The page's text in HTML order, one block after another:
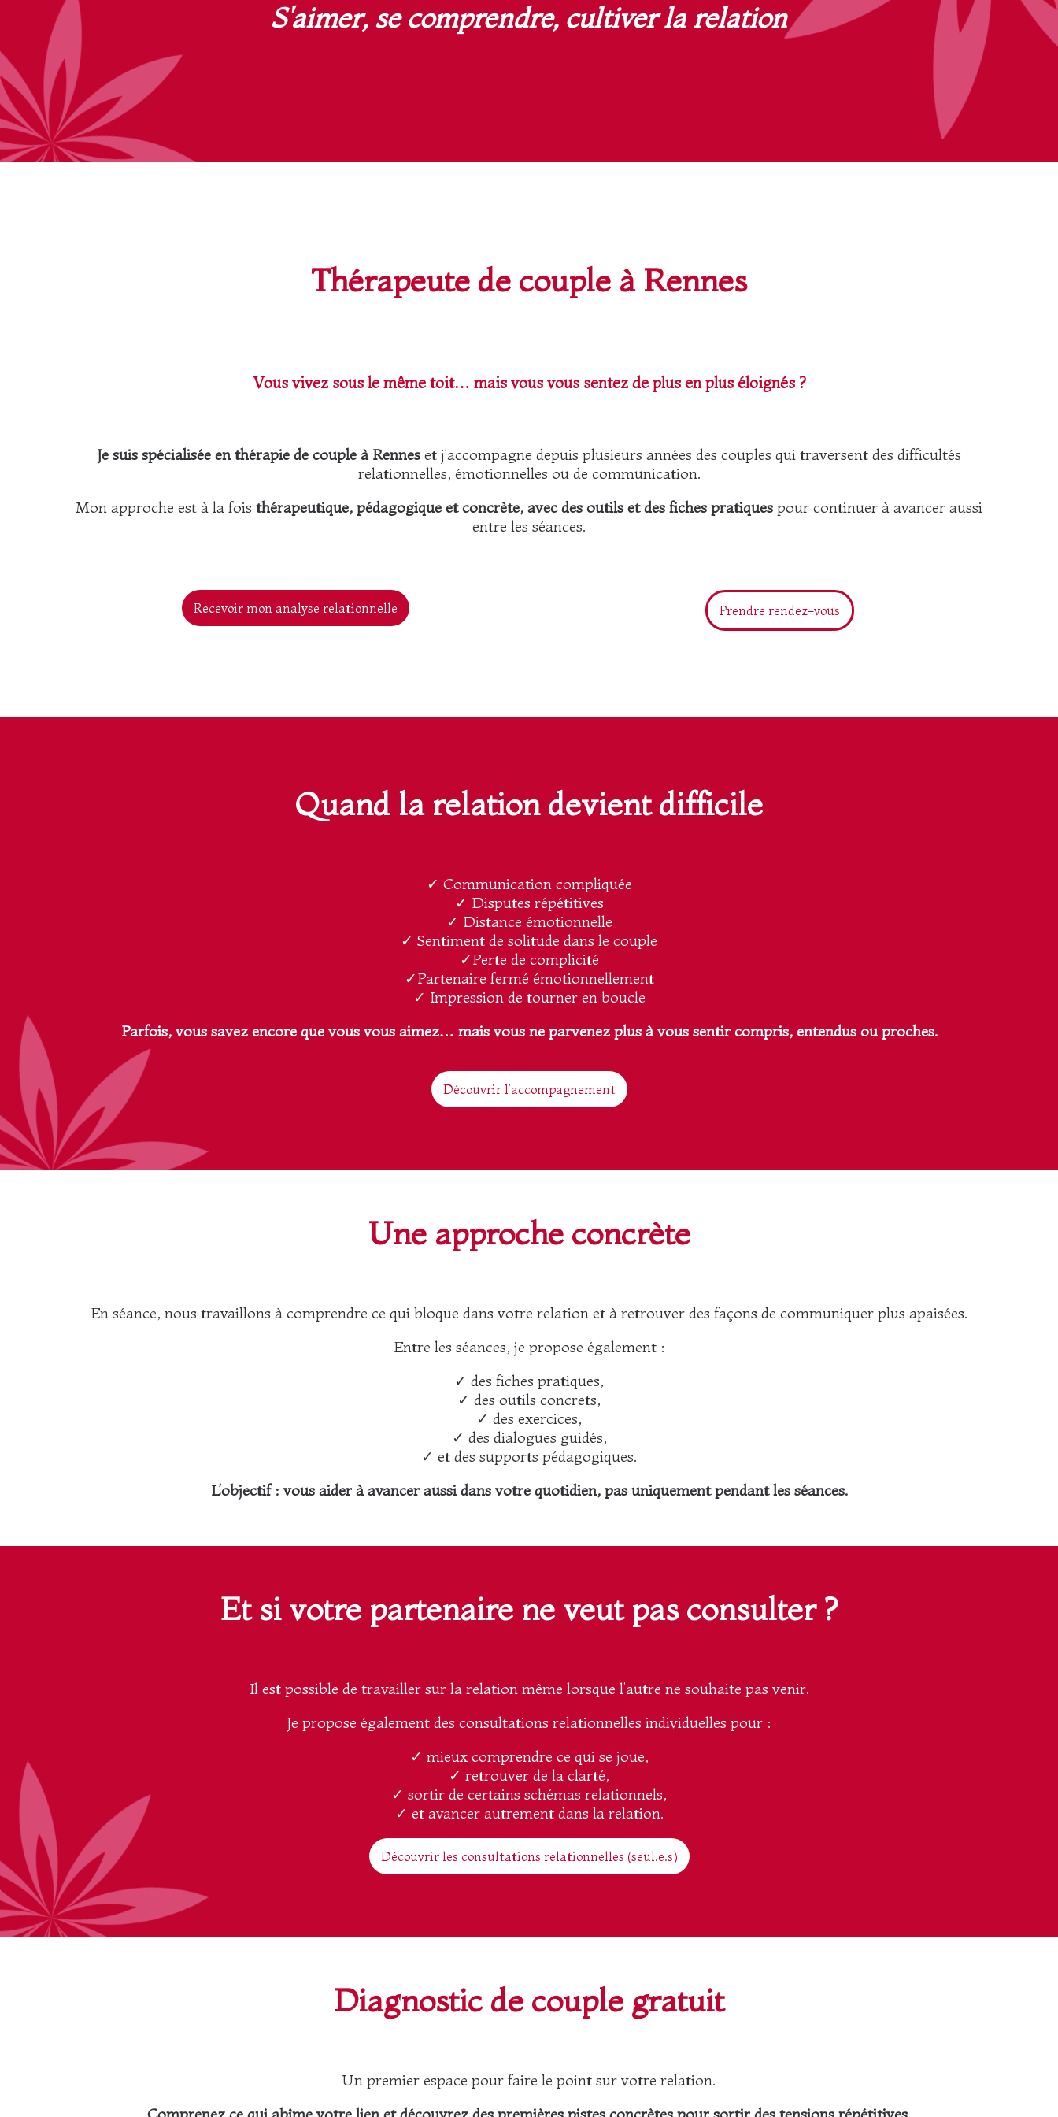
S'aimer, se comprendre, cultiver la relation
Thérapeute de couple à Rennes
Vous vivez sous le même toit… mais vous vous sentez de plus en plus éloignés ?
Je suis spécialisée en thérapie de couple à Rennes et j’accompagne depuis plusieurs années des couples qui traversent des difficultés
relationnelles, émotionnelles ou de communication.
Mon approche est à la fois thérapeutique, pédagogique et concrète, avec des outils et des fiches pratiques pour continuer à avancer aussi
entre les séances.
Recevoir mon analyse relationnelle Prendre rendez-vous
Quand la relation devient difficile
✓ Communication compliquée
✓ Disputes répétitives
✓ Distance émotionnelle
✓ Sentiment de solitude dans le couple
✓Perte de complicité
✓Partenaire fermé émotionnellement
✓ Impression de tourner en boucle
Parfois, vous savez encore que vous vous aimez… mais vous ne parvenez plus à vous sentir compris, entendus ou proches.
Découvrir l’accompagnement
Une approche concrète
En séance, nous travaillons à comprendre ce qui bloque dans votre relation et à retrouver des façons de communiquer plus apaisées.
Entre les séances, je propose également :
✓ des fiches pratiques,
✓ des outils concrets,
✓ des exercices,
✓ des dialogues guidés,
✓ et des supports pédagogiques.
L’objectif : vous aider à avancer aussi dans votre quotidien, pas uniquement pendant les séances.
Et si votre partenaire ne veut pas consulter ?
Il est possible de travailler sur la relation même lorsque l’autre ne souhaite pas venir.
Je propose également des consultations relationnelles individuelles pour :
✓ mieux comprendre ce qui se joue,
✓ retrouver de la clarté,
✓ sortir de certains schémas relationnels,
✓ et avancer autrement dans la relation.
Découvrir les consultations relationnelles (seul.e.s)
Diagnostic de couple gratuit
Un premier espace pour faire le point sur votre relation.